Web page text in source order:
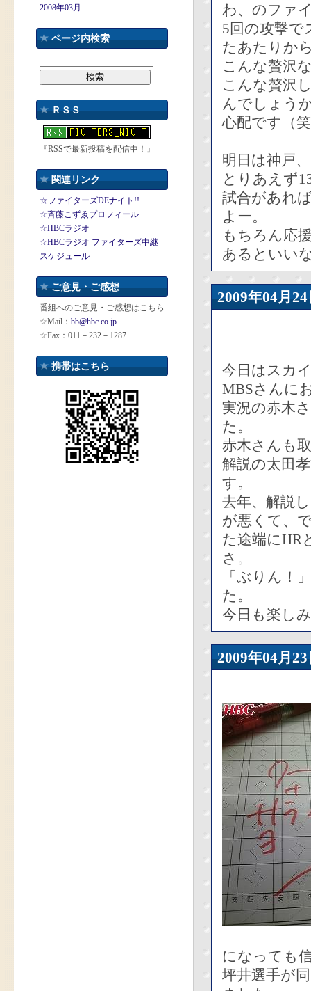
2008年03月
ページ内検索
ＲＳＳ
『RSSで最新投稿を配信中！』
関連リンク
☆ファイターズDEナイト!!
☆斉藤こずゑプロフィール
☆HBCラジオ
☆HBCラジオ ファイターズ中継
スケジュール
ご意見・ご感想
番組へのご意見・ご感想はこちら
☆Mail： bb@hbc.co.jp
☆Fax：011－232－1287
携帯はこちら
わ、のファ
5回の攻撃で
たあたりか
こんな贅沢
こんな贅沢
んでしょう
心配です（
明日は神戸
とりあえず
試合があれ
よー。
もちろん応
あるといい
2009年04
今日はスカ
MBSさんに
実況の赤木
た。
赤木さんも
解説の太田
す。
去年、解説
が悪くて、
た途端にHR
さ。
「ぶりん！
た。
今日も楽し
2009年04
になっても
坪井選手が